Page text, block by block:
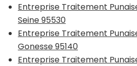
Entreprise Traitement
Seine 95530
Entreprise Traitement
Gonesse 95140
Entreprise Traitement Punaise